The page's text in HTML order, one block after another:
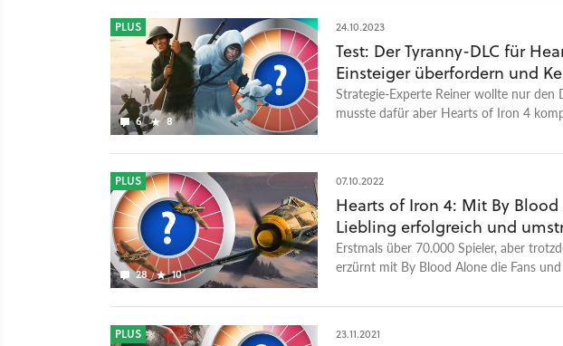
6 8
PLUS 24.10.2023
Test: Der Tyranny-DLC für
Einsteiger überfordern und
Strategie-Experte Reiner wollte nur den
musste dafür aber Hearts of Iron 4
28 10
PLUS 07.10.2022
Hearts of Iron 4: Mit By
Liebling erfolgreich und
Erstmals über 70.000 Spieler, aber
erzürnt mit By Blood Alone die Fans
PLUS 23.11.2021